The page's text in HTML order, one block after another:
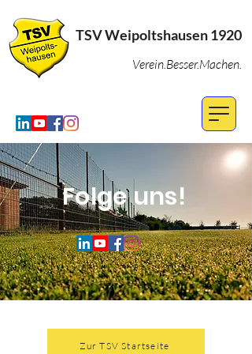
TSV Weipoltshausen 1920
Verein.Besser.Machen.
Folge uns!
Zur TSV Startseite